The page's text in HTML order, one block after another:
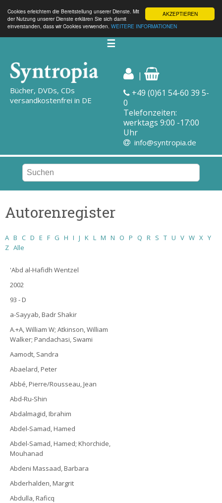
AKZEPTIEREN
Cookies erleichtern die Bereitstellung unserer Dienste. Mit
der Nutzung unserer Dienste erklären Sie sich damit
einverstanden, dass wir Cookies verwenden. WEITERE INFORMATIONEN
☰
Bücher, DVDs, CDs
versandkostenfrei in DE
|
+49 (0)61 54-60 39 5-
0
Telefonzeiten:
werktags 9:00 -17:00
Uhr
info@syntropia.de
Autorenregister
A B C D E F G H I J K L M N O P Q R S T U V W X Y
Z Alle
'Abd al-Hafidh Wentzel
2002
93 - D
a-Sayyab, Badr Shakir
A.+A, William W; Atkinson, William
Walker; Pandachasi, Swami
Aamodt, Sandra
Abaelard, Peter
Abbé, Pierre/Rousseau, Jean
Abd-Ru-Shin
Abdalmagid, Ibrahim
Abdel-Samad, Hamed
Abdel-Samad, Hamed; Khorchide,
Mouhanad
Abdeni Massaad, Barbara
Abderhalden, Margrit
Abdulla, Raficq